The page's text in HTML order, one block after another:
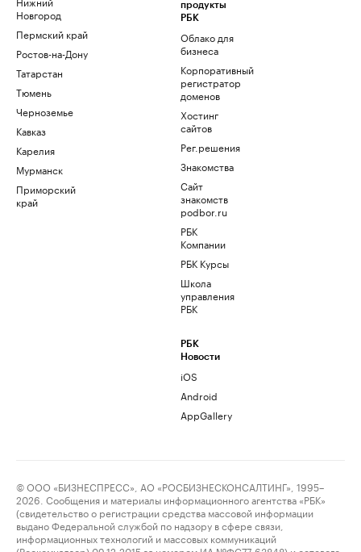
Новгород
Пермский край
Ростов-на-Дону
Татарстан
Тюмень
Черноземье
Кавказ
Карелия
Мурманск
Приморский
край
продукты
РБК
Облако для
бизнеса
Корпоративный
регистратор
доменов
Хостинг
сайтов
Рег.решения
Знакомства
Сайт
знакомств
podbor.ru
РБК
Компании
РБК Курсы
Школа
управления
РБК
РБК
Новости
iOS
Android
AppGallery
© ООО «БИЗНЕСПРЕСС», АО «РОСБИЗНЕСКОНСАЛТИНГ», 1995–
2026. Сообщения и материалы информационного агентства «РБК»
(свидетельство о регистрации средства массовой информации
выдано Федеральной службой по надзору в сфере связи,
информационных технологий и массовых коммуникаций